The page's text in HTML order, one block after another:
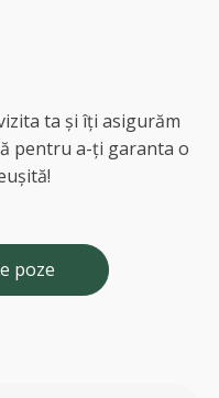
ta și îți asigurăm
pentru a-ți garanta o
poze